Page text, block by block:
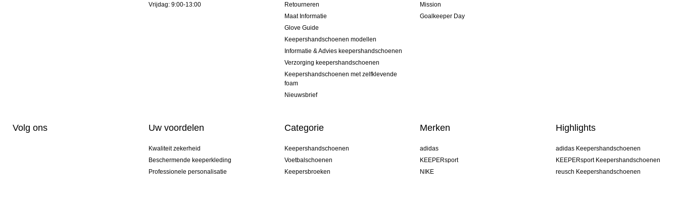
Vrijdag: 9:00-13:00
Retourneren
Maat Informatie
Glove Guide
Keepershandschoenen modellen
Informatie & Advies keepershandschoenen
Verzorging keepershandschoenen
Keepershandschoenen met zelfklevende
foam
Nieuwsbrief
Mission
Goalkeeper Day
Volg ons Uw voordelen
Kwaliteit zekerheid
Beschermende keeperkleding
Professionele personalisatie
Categorie
Keepershandschoenen
Voetbalschoenen
Keepersbroeken
Merken
adidas
KEEPERsport
NIKE
Highlights
adidas Keepershandschoenen
KEEPERsport Keepershandschoenen
reusch Keepershandschoenen